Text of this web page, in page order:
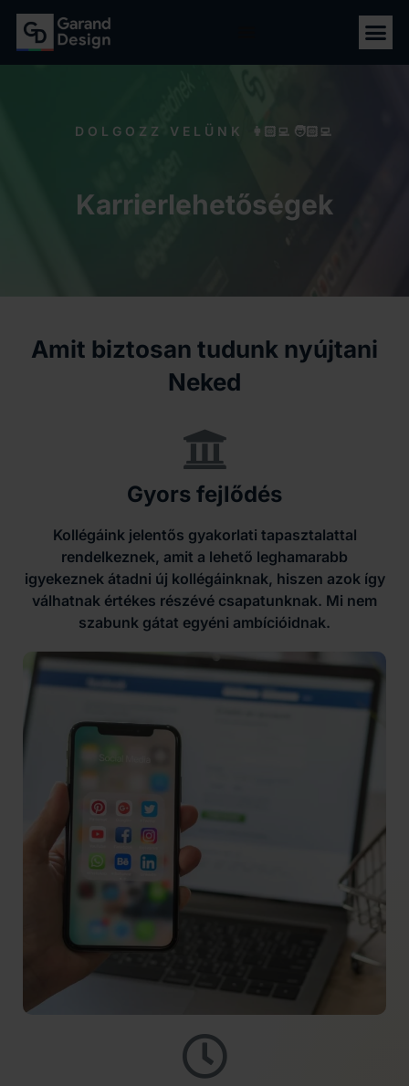
DOLGOZZ VELÜNK 👩🏻‍💻🧑🏻‍💻
Karrier​lehetőségek
Amit biztosan tudunk nyújtani
Neked
Gyors fejlődés
Kollégáink jelentős gyakorlati tapasztalattal
rendelkeznek, amit a lehető leghamarabb
igyekeznek átadni új kollégáinknak, hiszen azok így
válhatnak értékes részévé csapatunknak. Mi nem
szabunk gátat egyéni ambícióidnak.